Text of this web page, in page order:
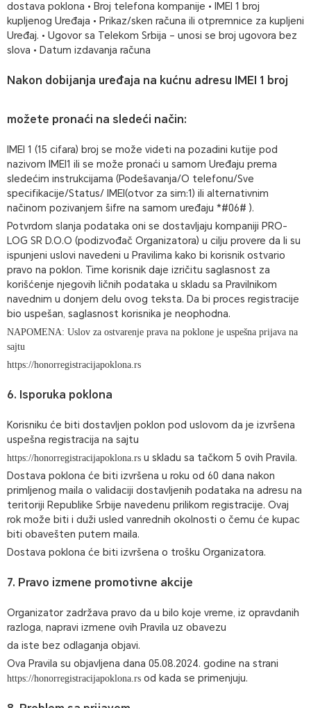
dostava poklona • Broj telefona kompanije • IMEI 1 broj
kupljenog Uređaja • Prikaz/sken računa ili otpremnice za kupljeni
Uređaj. • Ugovor sa Telekom Srbija – unosi se broj ugovora bez
slova • Datum izdavanja računa
Nakon dobijanja uređaja na kućnu adresu IMEI 1 broj
možete pronaći na sledeći način:
IMEI 1 (15 cifara) broj se može videti na pozadini kutije pod
nazivom IMEI1 ili se može pronaći u samom Uređaju prema
sledećim instrukcijama (Podešavanja/O telefonu/Sve
specifikacije/Status/ IMEI(otvor za sim:1) ili alternativnim
načinom pozivanjem šifre na samom uređaju *#06# ).
Potvrdom slanja podataka oni se dostavljaju kompaniji PRO-
LOG SR D.O.O (podizvođač Organizatora) u cilju provere da li su
ispunjeni uslovi navedeni u Pravilima kako bi korisnik ostvario
pravo na poklon. Time korisnik daje izričitu saglasnost za
korišćenje njegovih ličnih podataka u skladu sa Pravilnikom
navednim u donjem delu ovog teksta. Da bi proces registracije
bio uspešan, saglasnost korisnika je neophodna.
NAPOMENA: Uslov za ostvarenje prava na poklone je uspešna prijava na
sajtu
https://honorregistracijapoklona.rs
6. Isporuka poklona
Korisniku će biti dostavljen poklon pod uslovom da je izvršena
uspešna registracija na sajtu
https://honorregistracijapoklona.rs u skladu sa tačkom 5 ovih Pravila.
Dostava poklona će biti izvršena u roku od 60 dana nakon
primljenog maila o validaciji dostavljenih podataka na adresu na
teritoriji Republike Srbije navedenu prilikom registracije. Ovaj
rok može biti i duži usled vanrednih okolnosti o čemu će kupac
biti obavešten putem maila.
Dostava poklona će biti izvršena o trošku Organizatora.
7. Pravo izmene promotivne akcije
Organizator zadržava pravo da u bilo koje vreme, iz opravdanih
razloga, napravi izmene ovih Pravila uz obavezu
da iste bez odlaganja objavi.
Ova Pravila su objavljena dana 05.08.2024. godine na strani
https://honorregistracijapoklona.rs od kada se primenjuju.